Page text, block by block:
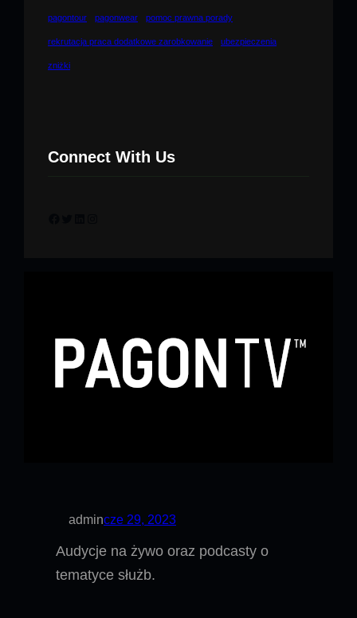
pagontour pagonwear pomoc prawna porady
rekrutacja praca dodatkowe zarobkowanie ubezpieczenia
zniżki
Connect With Us
admincze 29, 2023
Audycje na żywo oraz podcasty o
tematyce służb.